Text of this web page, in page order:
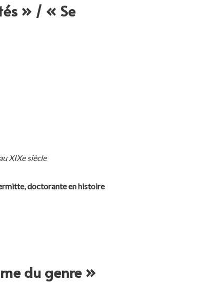
» / « Se
XIXe siècle
doctorante en histoire
du genre »